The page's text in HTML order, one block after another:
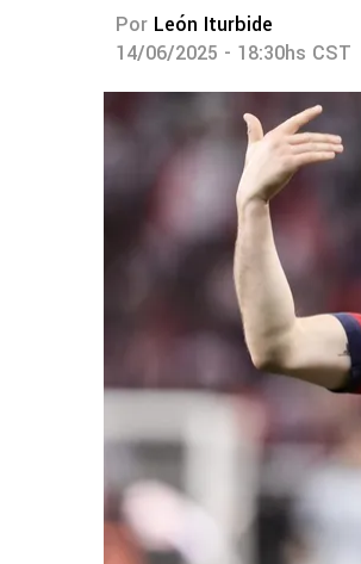
Por León Iturbide
14/06/2025 - 18:30hs CST